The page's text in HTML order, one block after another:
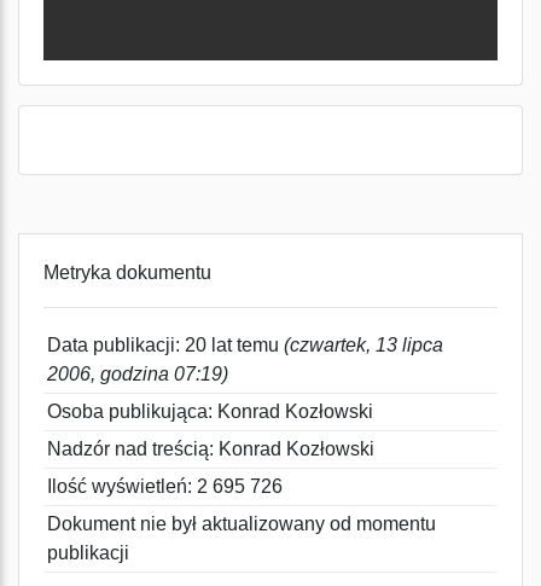
Metryka dokumentu
Data publikacji: 20 lat temu (czwartek, 13 lipca
2006, godzina 07:19)
Osoba publikująca: Konrad Kozłowski
Nadzór nad treścią: Konrad Kozłowski
Ilość wyświetleń: 2 695 726
Dokument nie był aktualizowany od momentu
publikacji